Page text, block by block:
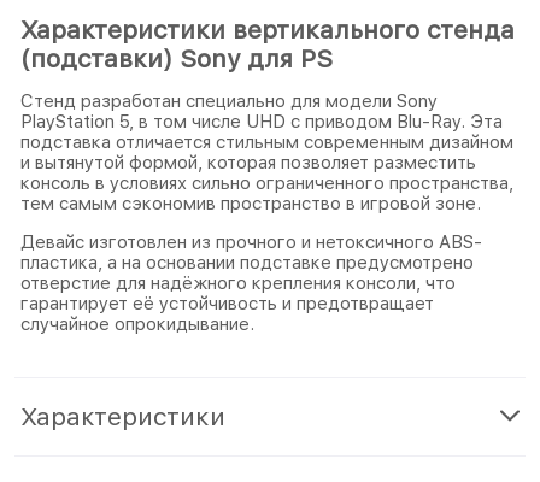
Характеристики вертикального стенда
(подставки) Sony для PS
Стенд разработан специально для модели Sony
PlayStation 5, в том числе UHD с приводом Blu-Ray. Эта
подставка отличается стильным современным дизайном
и вытянутой формой, которая позволяет разместить
консоль в условиях сильно ограниченного пространства,
тем самым сэкономив пространство в игровой зоне.
Девайс изготовлен из прочного и нетоксичного ABS-
пластика, а на основании подставке предусмотрено
отверстие для надёжного крепления консоли, что
гарантирует её устойчивость и предотвращает
случайное опрокидывание.
Характеристики